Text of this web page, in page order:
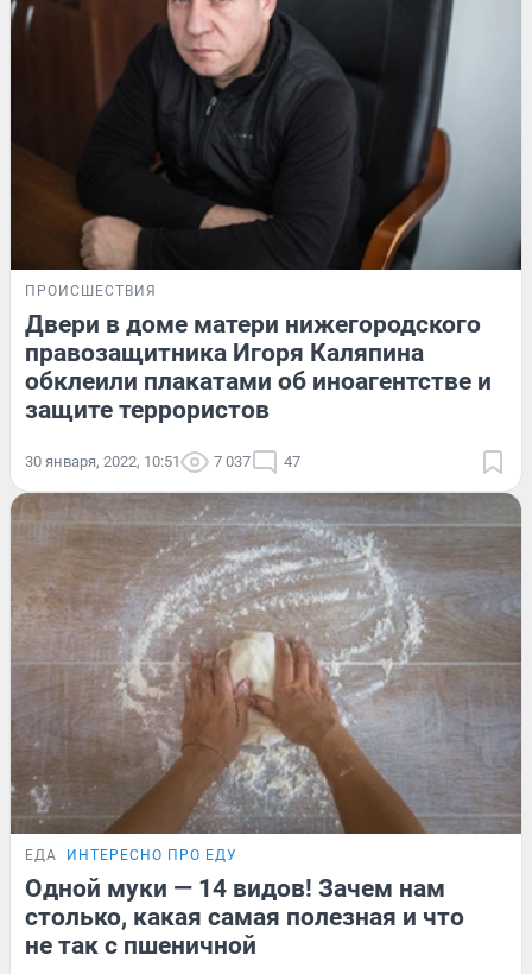
ПРОИСШЕСТВИЯ
Двери в доме матери нижегородского
правозащитника Игоря Каляпина
обклеили плакатами об иноагентстве и
защите террористов
30 января, 2022, 10:51 7 037 47
ЕДА ИНТЕРЕСНО ПРО ЕДУ
Одной муки — 14 видов! Зачем нам
столько, какая самая полезная и что
не так с пшеничной